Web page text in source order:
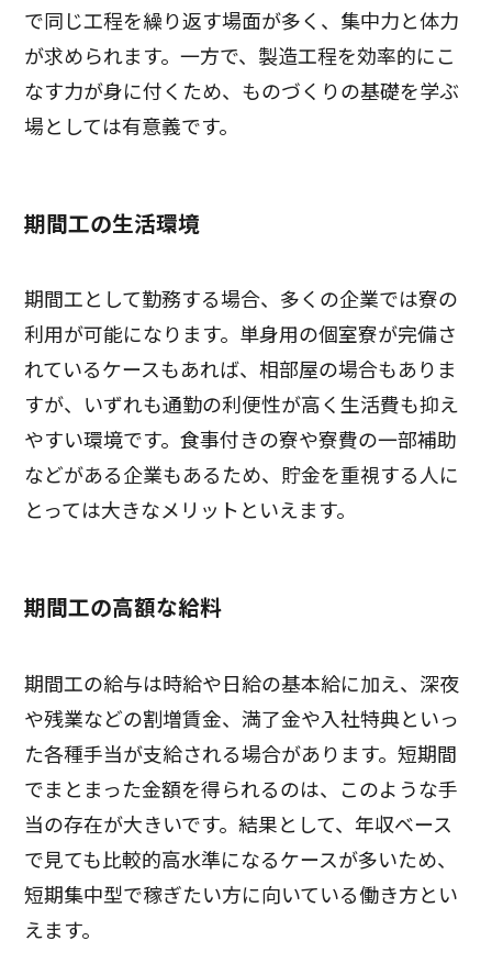
で同じ工程を繰り返す場面が多く、集中力と体力
が求められます。一方で、製造工程を効率的にこ
なす力が身に付くため、ものづくりの基礎を学ぶ
場としては有意義です。
期間工の生活環境
期間工として勤務する場合、多くの企業では寮の
利用が可能になります。単身用の個室寮が完備さ
れているケースもあれば、相部屋の場合もありま
すが、いずれも通勤の利便性が高く生活費も抑え
やすい環境です。食事付きの寮や寮費の一部補助
などがある企業もあるため、貯金を重視する人に
とっては大きなメリットといえます。
期間工の高額な給料
期間工の給与は時給や日給の基本給に加え、深夜
や残業などの割増賃金、満了金や入社特典といっ
た各種手当が支給される場合があります。短期間
でまとまった金額を得られるのは、このような手
当の存在が大きいです。結果として、年収ベース
で見ても比較的高水準になるケースが多いため、
短期集中型で稼ぎたい方に向いている働き方とい
えます。